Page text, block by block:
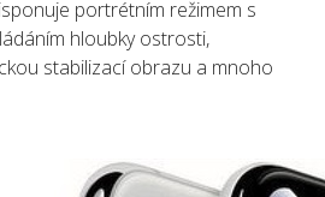
portrétním režimem s
hloubky ostrosti,
stabilizací obrazu a mnoho